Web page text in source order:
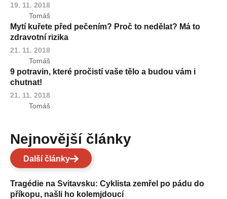
19. 11. 2018
Tomáš
Mytí kuřete před pečením? Proč to nedělat? Má to
zdravotní rizika
21. 11. 2018
Tomáš
9 potravin, které pročistí vaše tělo a budou vám i
chutnat!
21. 11. 2018
Tomáš
Nejnovější články
Další články
Tragédie na Svitavsku: Cyklista zemřel po pádu do
příkopu, našli ho kolemjdoucí